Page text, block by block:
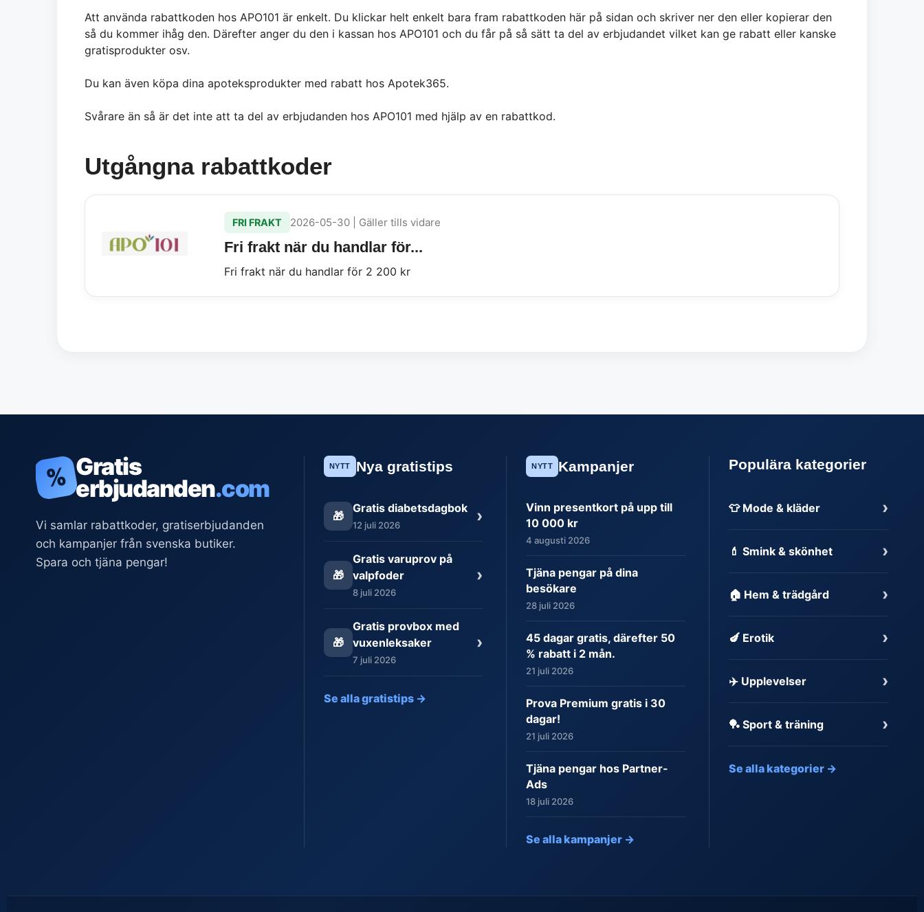
Att använda rabattkoden hos APO101 är enkelt. Du klickar helt enkelt bara fram rabattkoden här på sidan och skriver ner den eller kopierar den
så du kommer ihåg den. Därefter anger du den i kassan hos APO101 och du får på så sätt ta del av erbjudandet vilket kan ge rabatt eller kanske
gratisprodukter osv.
Du kan även köpa dina apoteksprodukter med rabatt hos Apotek365.
Svårare än så är det inte att ta del av erbjudanden hos APO101 med hjälp av en rabattkod.
Utgångna rabattkoder
FRI FRAKT 2026-05-30 | Gäller tills vidare
Fri frakt när du handlar för...
Fri frakt när du handlar för 2 200 kr
% Gratis
erbjudanden.com
Vi samlar rabattkoder, gratiserbjudanden
och kampanjer från svenska butiker.
Spara och tjäna pengar!
NYTT Nya gratistips
🎁
Gratis diabetsdagbok
12 juli 2026 ›
🎁
Gratis varuprov på
valpfoder
8 juli 2026
›
🎁
Gratis provbox med
vuxenleksaker
7 juli 2026
›
Se alla gratistips →
NYTT Kampanjer
Vinn presentkort på upp till
10 000 kr
4 augusti 2026
Tjäna pengar på dina
besökare
28 juli 2026
45 dagar gratis, därefter 50
% rabatt i 2 mån.
21 juli 2026
Prova Premium gratis i 30
dagar!
21 juli 2026
Tjäna pengar hos Partner-
Ads
18 juli 2026
Se alla kampanjer →
Populära kategorier
👕 Mode & kläder ›
💄 Smink & skönhet ›
🏠 Hem & trädgård ›
🍆 Erotik ›
✈️ Upplevelser ›
🏓 Sport & träning ›
Se alla kategorier →